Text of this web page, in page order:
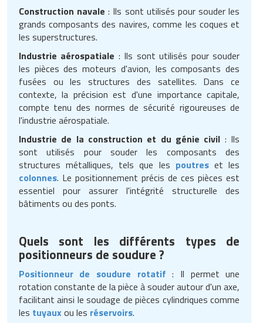
Construction navale : Ils sont utilisés pour souder les
grands composants des navires, comme les coques et
les superstructures.
Industrie aérospatiale : Ils sont utilisés pour souder
les pièces des moteurs d'avion, les composants des
fusées ou les structures des satellites. Dans ce
contexte, la précision est d'une importance capitale,
compte tenu des normes de sécurité rigoureuses de
l'industrie aérospatiale.
Industrie de la construction et du génie civil : Ils
sont utilisés pour souder les composants des
structures métalliques, tels que les poutreset les
colonnes. Le positionnement précis de ces pièces est
essentiel pour assurer l'intégrité structurelle des
bâtiments ou des ponts.
Quels sont les différents types de
positionneurs de soudure ?
Positionneur de soudure rotatif : Il permet une
rotation constante de la pièce à souder autour d'un axe,
facilitant ainsi le soudage de pièces cylindriques comme
les tuyaux ou les réservoirs.